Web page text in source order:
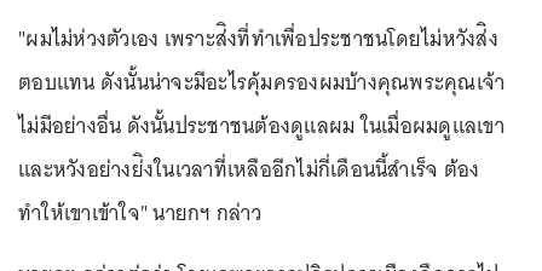
"ผมไม่ห่วงตัวเอง เพราะส่ิงที่ทำเพื่อประชาชนโดยไม่หวังส่ิง
ตอบแทน ดังนั้นน่าจะมีอะไรคุ้มครองผมบ้างคุณพระคุณเจ้า
ไม่มีอย่างอื่น ดังนั้นประชาชนต้องดูแลผม ในเมื่อผมดูแลเขา
และหวังอย่างย่ิงในเวลาที่เหลืออีกไม่กี่เดือนนี้สำเร็จ ต้อง
ทำให้เขาเข้าใจ" นายกฯ กล่าว